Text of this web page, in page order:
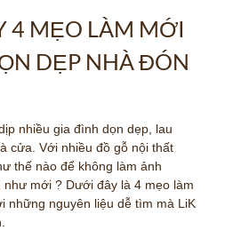
4 MẸO LÀM MỚI
DẸP NHÀ ĐÓN
nhiều gia đình dọn dẹp, lau
cửa. Với nhiều đồ gỗ nội thất
thế nào để không làm ảnh
mới ? Dưới đây là 4 mẹo làm
những nguyên liệu dễ tìm mà LiK